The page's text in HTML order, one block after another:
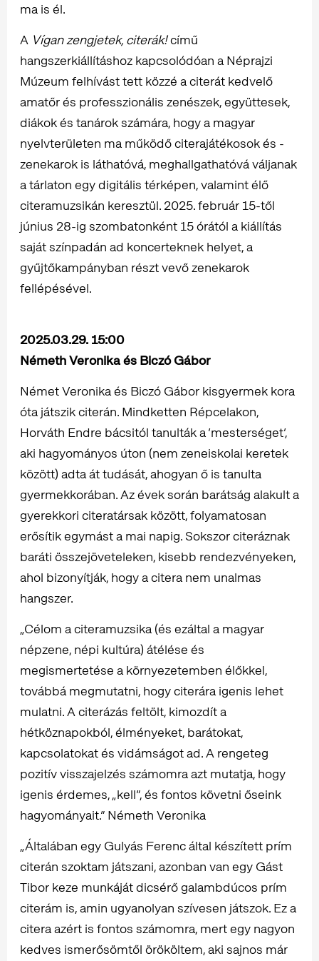
ma is él.
A Vígan zengjetek, citerák!című
hangszerkiállításhoz kapcsolódóan a Néprajzi
Múzeum felhívást tett közzé a citerát kedvelő
amatőr és professzionális zenészek, együttesek,
diákok és tanárok számára, hogy a magyar
nyelvterületen ma működő citerajátékosok és -
zenekarok is láthatóvá, meghallgathatóvá váljanak
a tárlaton egy digitális térképen, valamint élő
citeramuzsikán keresztül. 2025. február 15-től
június 28-ig szombatonként 15 órától a kiállítás
saját színpadán ad koncerteknek helyet, a
gyűjtőkampányban részt vevő zenekarok
fellépésével.
2025.03.29. 15:00
Németh Veronika és Biczó Gábor
Német Veronika és Biczó Gábor kisgyermek kora
óta játszik citerán. Mindketten Répcelakon,
Horváth Endre bácsitól tanulták a ’mesterséget’,
aki hagyományos úton (nem zeneiskolai keretek
között) adta át tudását, ahogyan ő is tanulta
gyermekkorában. Az évek során barátság alakult a
gyerekkori citeratársak között, folyamatosan
erősítik egymást a mai napig. Sokszor citeráznak
baráti összejöveteleken, kisebb rendezvényeken,
ahol bizonyítják, hogy a citera nem unalmas
hangszer.
„Célom a citeramuzsika (és ezáltal a magyar
népzene, népi kultúra) átélése és
megismertetése a környezetemben élőkkel,
továbbá megmutatni, hogy citerára igenis lehet
mulatni. A citerázás feltölt, kimozdít a
hétköznapokból, élményeket, barátokat,
kapcsolatokat és vidámságot ad. A rengeteg
pozitív visszajelzés számomra azt mutatja, hogy
igenis érdemes, „kell”, és fontos követni őseink
hagyományait.” Németh Veronika
„Általában egy Gulyás Ferenc által készített prím
citerán szoktam játszani, azonban van egy Gást
Tibor keze munkáját dicsérő galambdúcos prím
citerám is, amin ugyanolyan szívesen játszok. Ez a
citera azért is fontos számomra, mert egy nagyon
kedves ismerősömtől örököltem, aki sajnos már